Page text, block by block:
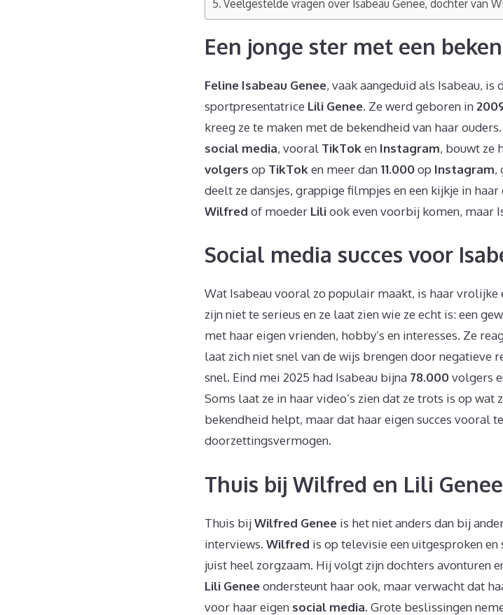
Veelgestelde vragen over Isabeau Genee, dochter van
Een jonge ster met een
Feline Isabeau Genee, vaak aangeduid als Isabeau, is
sportpresentatrice Lili Genee. Ze werd geboren in
kreeg ze te maken met de bekendheid van haar
social media, vooral TikToken Instagram, bouwt ze
volgers op TikToken meer dan11.000op Instagram,
deelt ze dansjes, grappige filmpjes en een kijkje in
Wilfred of moeder Liliook even voorbij komen, maar
Social media succes voor
Wat Isabeau vooral zo populair maakt, is haar vrolijke
zijn niet te serieus en ze laat zien wie ze echt is: een
met haar eigen vrienden, hobby’s en interesses. Ze
laat zich niet snel van de wijs brengen door negatieve
snel. Eind mei 2025 had Isabeau bijna 78.000volgers
Soms laat ze in haar video’s zien dat ze trots is op
bekendheid helpt, maar dat haar eigen succes vooral
doorzettingsvermogen.
Thuis bij Wilfred en Lili Genee
Thuis bijWilfred Genee is het niet anders dan bij
interviews. Wilfred is op televisie een uitgesproken
juist heel zorgzaam. Hij volgt zijn dochters avonturen
Lili Geneeondersteunt haar ook, maar verwacht dat
voor haar eigen social media. Grote beslissingen